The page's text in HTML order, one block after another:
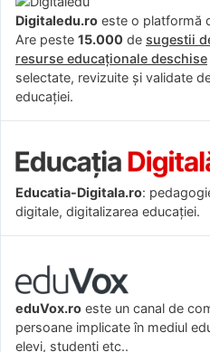
Digitaledu.ro este o platformă
Are peste 15.000 de sugestii
resurse educaționale deschise
selectate, revizuite și validate
educației.
Educatia-Digitala.ro:
digitale, digitalizarea educației.
eduVox.ro este un canal de
persoane implicate în mediul
elevi, studenți etc..